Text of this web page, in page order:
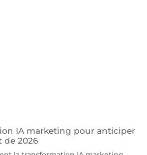
IA marketing pour anticiper
de 2026